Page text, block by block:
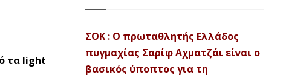
τα light
ΣΟΚ : Ο πρωταθλητής Ελλάδος
πυγμαχίας Σαρίφ Αχματζάι είναι ο
βασικός ύποπτος για τη